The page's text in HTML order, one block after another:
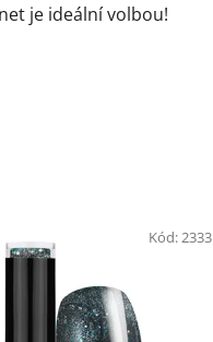
je ideální volbou!
Kód:2333